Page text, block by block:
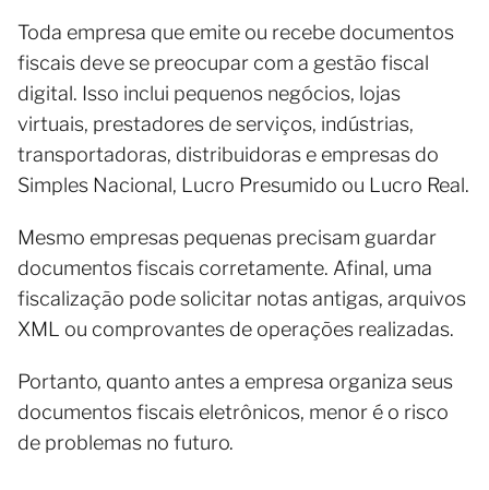
Toda empresa que emite ou recebe documentos
fiscais deve se preocupar com a gestão fiscal
digital. Isso inclui pequenos negócios, lojas
virtuais, prestadores de serviços, indústrias,
transportadoras, distribuidoras e empresas do
Simples Nacional, Lucro Presumido ou Lucro Real.
Mesmo empresas pequenas precisam guardar
documentos fiscais corretamente. Afinal, uma
fiscalização pode solicitar notas antigas, arquivos
XML ou comprovantes de operações realizadas.
Portanto, quanto antes a empresa organiza seus
documentos fiscais eletrônicos, menor é o risco
de problemas no futuro.